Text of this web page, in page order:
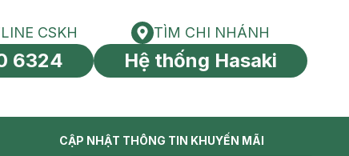
toàn cầu
HOTLINE CSKH
CSKH
6324
Tìm chi nhánh
TÌM CHI NHÁNH
Hệ thống Hasaki
CẬP NHẬT THÔNG TIN KHUYẾN MÃI